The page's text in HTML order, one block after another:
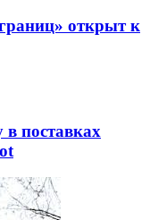
открыт к
поставках